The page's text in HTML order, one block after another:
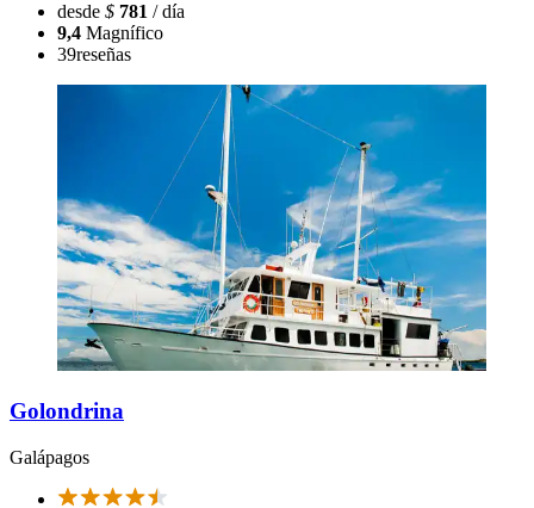
desde $ 781 / día
9,4 Magnífico
39reseñas
Golondrina
Galápagos